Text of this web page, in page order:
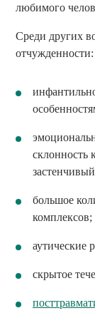
любимого
Среди других
отчужденности:
склонность
большое
комплексов;
аутические
скрытое